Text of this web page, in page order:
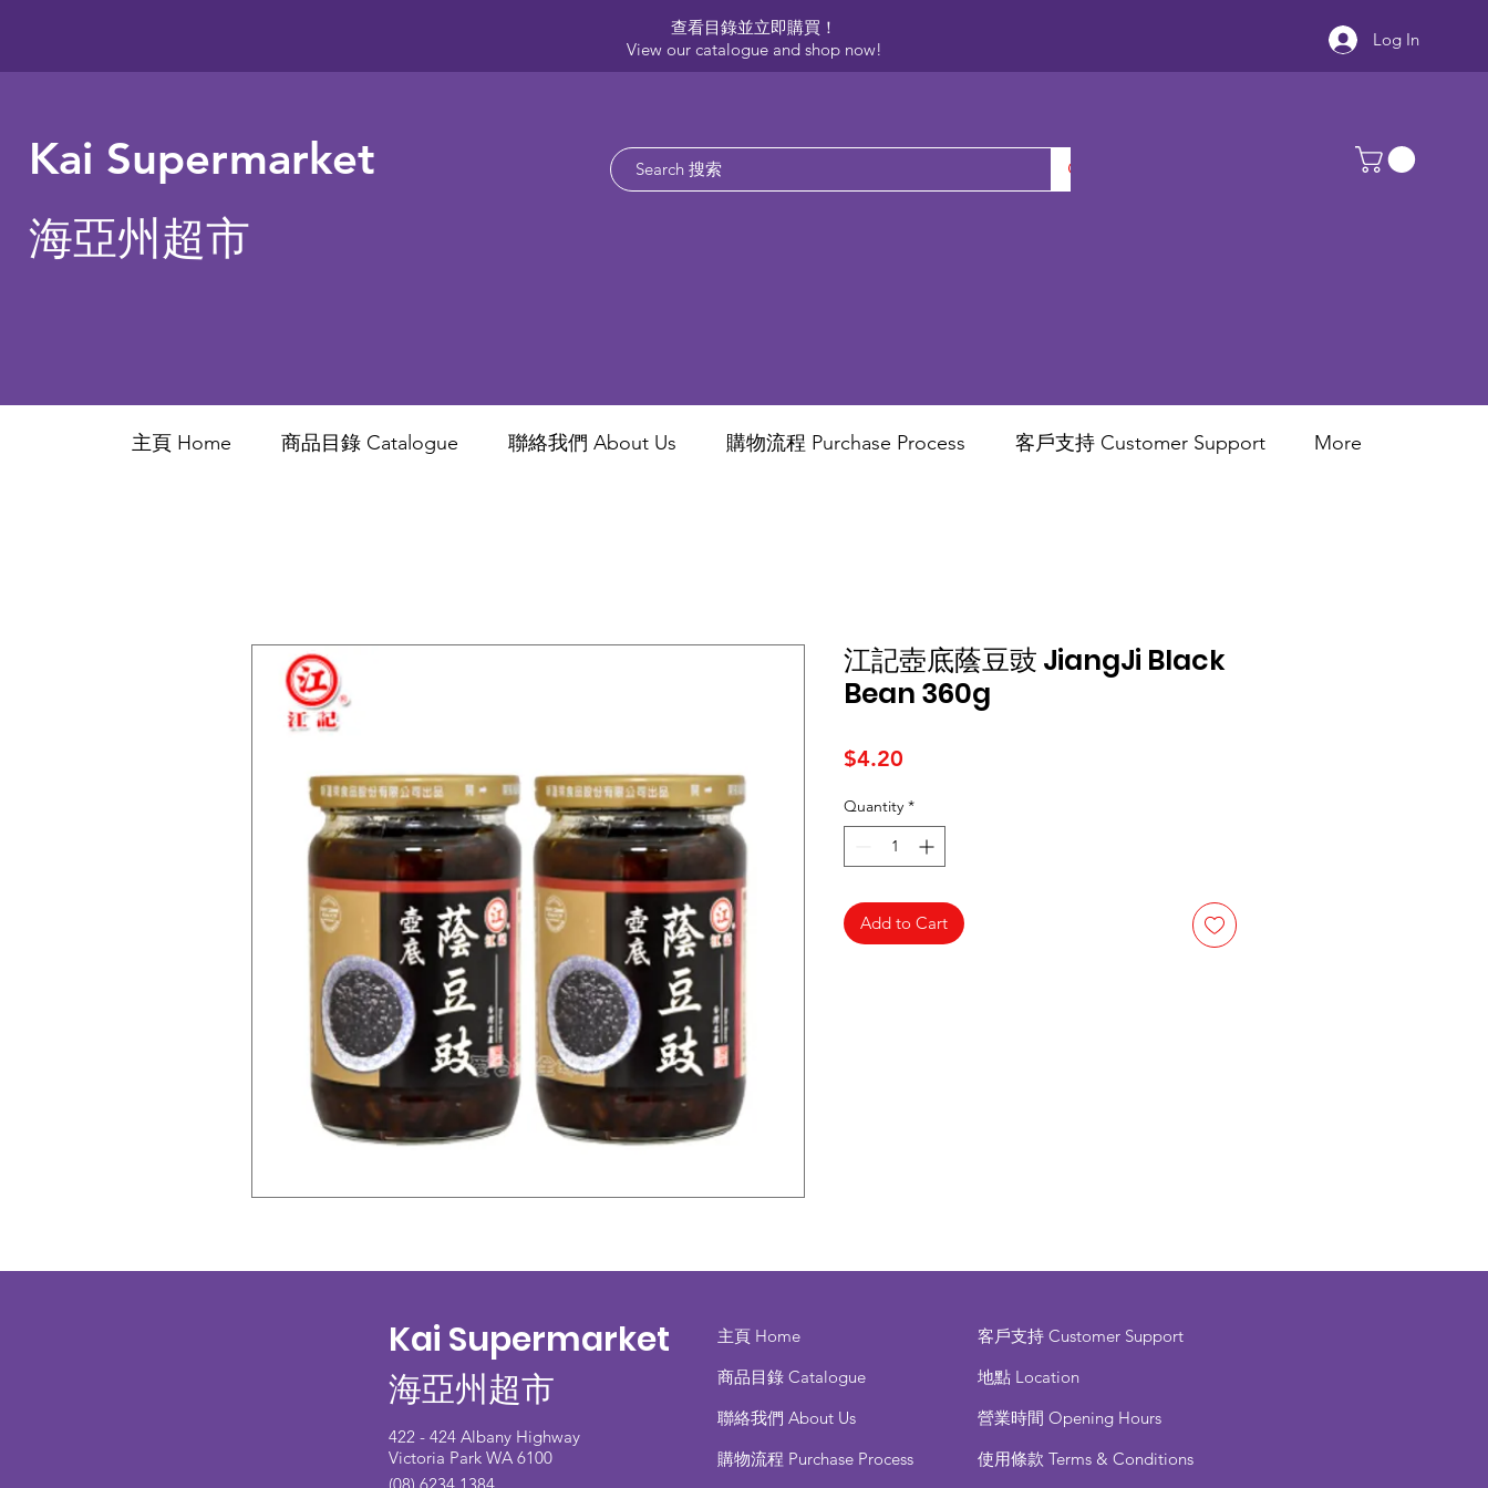
查看目錄並立即購買！​
View our catalogue and shop now!
Log In
Kai Supermarket
海亞州超市
主頁 Home 商品目錄 ​Catalogue 聯絡我們 About Us ​購物流程 Purchase Process 客戶支持 Customer Support More
江記壺底蔭豆豉 JiangJi Black
Bean 360g
$4.20
Quantity *
Add to Cart
Kai Supermarket
海亞州超市
422 - 424 Albany Highway
Victoria Park WA 6100
主頁 Home
商品目錄 ​Catalogue
聯絡我們 About Us
​購物流程 Purchase Process
客戶支持Customer Support
地點 Location
營業時間Opening Hours
使用條款Terms & Conditions